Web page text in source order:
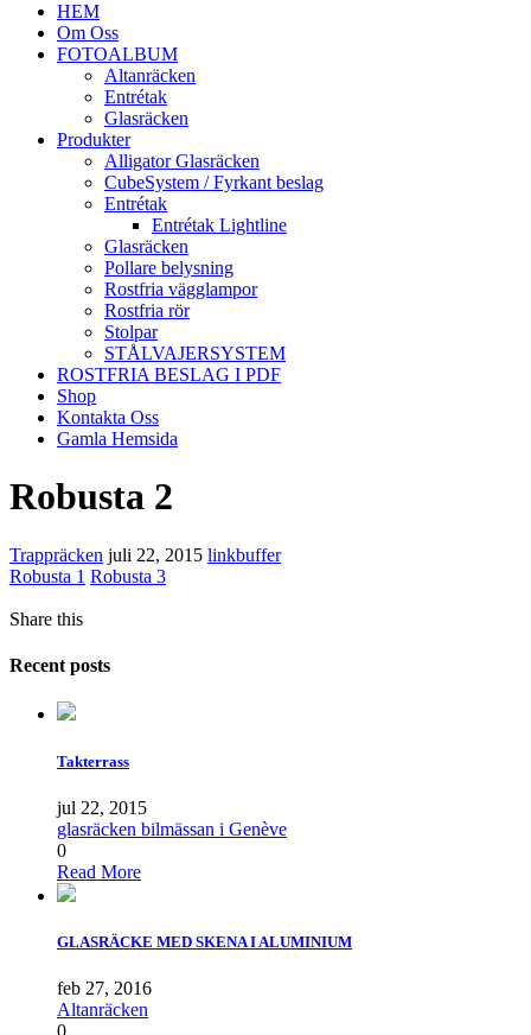
HEM
Om Oss
FOTOALBUM
Altanräcken
Entrétak
Glasräcken
Produkter
Alligator Glasräcken
CubeSystem / Fyrkant beslag
Entrétak
Entrétak Lightline
Glasräcken
Pollare belysning
Rostfria vägglampor
Rostfria rör
Stolpar
STÅLVAJERSYSTEM
ROSTFRIA BESLAG I PDF
Shop
Kontakta Oss
Gamla Hemsida
Robusta 2
Trappräcken juli 22, 2015 linkbuffer
Robusta 1 Robusta 3
Share this
Recent posts
Takterrass
jul 22, 2015
glasräcken bilmässan i Genève
0
Read More
GLASRÄCKE MED SKENA I ALUMINIUM
feb 27, 2016
Altanräcken
0